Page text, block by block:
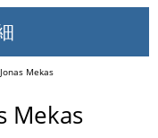
Mekas
Mekas